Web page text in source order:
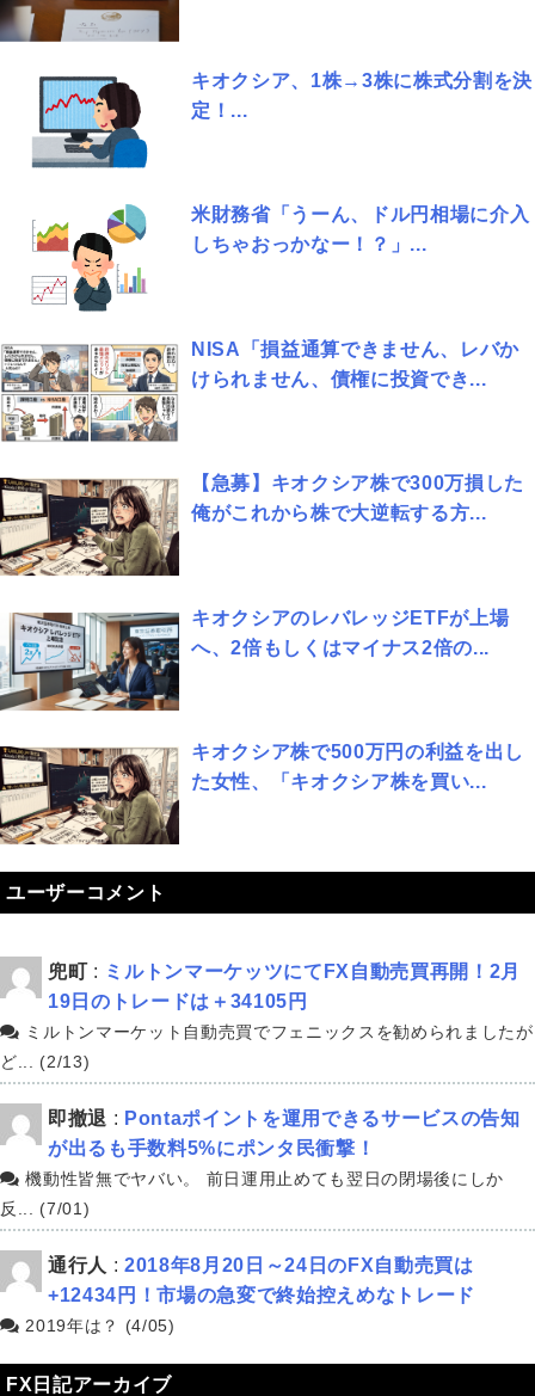
キオクシア、1株→3株に株式分割を決
定！...
米財務省「うーん、ドル円相場に介入
しちゃおっかなー！？」...
NISA「損益通算できません、レバか
けられません、債権に投資でき...
【急募】キオクシア株で300万損した
俺がこれから株で大逆転する方...
キオクシアのレバレッジETFが上場
へ、2倍もしくはマイナス2倍の...
キオクシア株で500万円の利益を出し
た女性、「キオクシア株を買い...
ユーザーコメント
兜町 : ミルトンマーケッツにてFX自動売買再開！2月
19日のトレードは＋34105円
ミルトンマーケット自動売買でフェニックスを勧められましたが
ど... (2/13)
即撤退 : Pontaポイントを運用できるサービスの告知
が出るも手数料5%にポンタ民衝撃！
機動性皆無でヤバい。 前日運用止めても翌日の閉場後にしか
反... (7/01)
通行人 : 2018年8月20日～24日のFX自動売買は
+12434円！市場の急変で終始控えめなトレード
2019年は？ (4/05)
FX日記アーカイブ